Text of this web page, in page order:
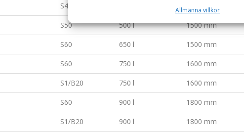
Allmänna villkor
S45 1500 mm
S50 500 l 1500 mm
S60 650 l 1500 mm
S60 750 l 1600 mm
S1/B20 750 l 1600 mm
S60 900 l 1800 mm
S1/B20 900 l 1800 mm